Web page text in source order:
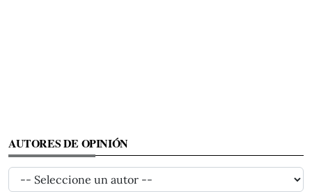
AUTORES DE OPINIÓN